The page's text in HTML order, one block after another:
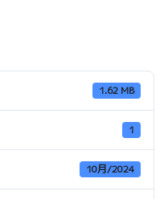
1.62 MB
1
10月/2024